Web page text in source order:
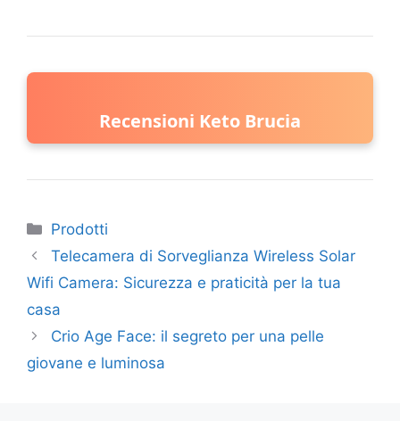
Recensioni Keto Brucia
Categorie
Prodotti
Telecamera di Sorveglianza Wireless Solar
Wifi Camera: Sicurezza e praticità per la tua
casa
Crio Age Face: il segreto per una pelle
giovane e luminosa